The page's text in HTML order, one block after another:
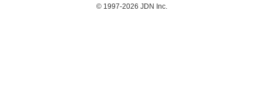
© 1997-2026 JDN Inc.